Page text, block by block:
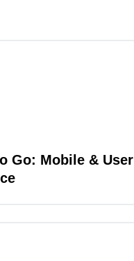
Go: Mobile & User